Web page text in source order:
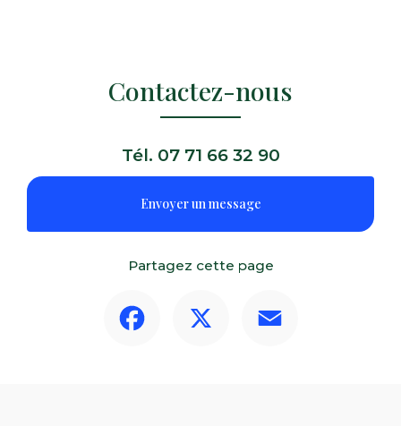
Contactez-nous
Tél. 07 71 66 32 90
Envoyer un message
Partagez cette page